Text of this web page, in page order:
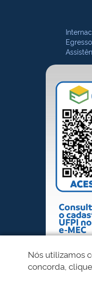
Nós utilizamos
concorda,